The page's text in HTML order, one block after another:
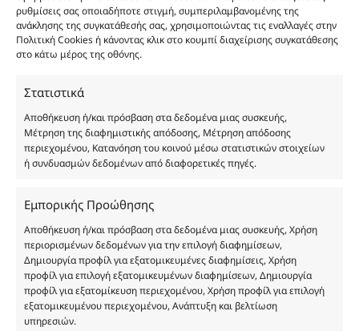
ρυθμίσεις σας οποιαδήποτε στιγμή, συμπεριλαμβανομένης της
ανάκλησης της συγκατάθεσής σας, χρησιμοποιώντας τις εναλλαγές στην
Πολιτική Cookies ή κάνοντας κλικ στο κουμπί διαχείρισης συγκατάθεσης
στο κάτω μέρος της οθόνης.
Στατιστικά
Αποθήκευση ή/και πρόσβαση στα δεδομένα μιας συσκευής,
Μέτρηση της διαφημιστικής απόδοσης, Μέτρηση απόδοσης
περιεχομένου, Κατανόηση του κοινού μέσω στατιστικών στοιχείων
ή συνδυασμών δεδομένων από διαφορετικές πηγές.
Εμπορικής Προώθησης
Αποθήκευση ή/και πρόσβαση στα δεδομένα μιας συσκευής, Χρήση
περιορισμένων δεδομένων για την επιλογή διαφημίσεων,
Δημιουργία προφίλ για εξατομικευμένες διαφημίσεις, Χρήση
προφίλ για επιλογή εξατομικευμένων διαφημίσεων, Δημιουργία
προφίλ για εξατομίκευση περιεχομένου, Χρήση προφίλ για επιλογή
εξατομικευμένου περιεχομένου, Ανάπτυξη και βελτίωση
υπηρεσιών.
πραγματικότητα. Πρόθεση της επιχείρησης μας δεν
είναι η παραπλάνηση και η εξαπάτηση του
καταναλωτή. Όλα μας τα προϊόντα είναι τύπου, σε
αντίστοιχα αυθεντικά γνωστών οίκων. Οι
ονομασίες, οι εικόνες και τα σήματα των
προϊόντων αποτελούν αναφαίρετη και
κατοχυρωμένη εμπορικά ιδιοκτησία των
Δημιουργών-Οίκων. Οι εικόνες ενδέχεται να
Με επιφύλαξη κάθε νόμιμου δικαιώματος.
Eau de parfum
Αγίου Κωνσταντίνου 76